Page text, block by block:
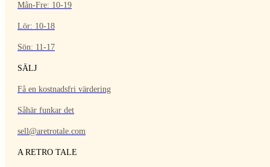
Mån-Fre: 10-19
Lör: 10-18
Sön: 11-17
SÄLJ
Få en kostnadsfri värdering
Såhär funkar det
sell@aretrotale.com
A RETRO TALE